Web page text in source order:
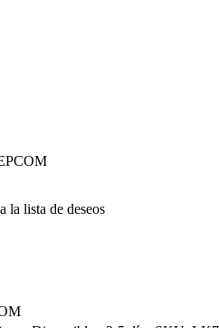
la lista de deseos